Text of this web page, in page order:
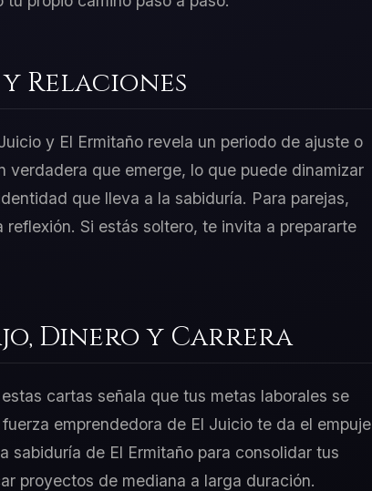
Relaciones
y El Ermitaño revela un periodo de ajuste o
que emerge, lo que puede dinamizar
que lleva a la sabiduría. Para parejas,
Si estás soltero, te invita a prepararte
Dinero y Carrera
cartas señala que tus metas laborales se
emprendedora de El Juicio te da el empuje
sabiduría de El Ermitaño para consolidar tus
proyectos de mediana a larga duración.